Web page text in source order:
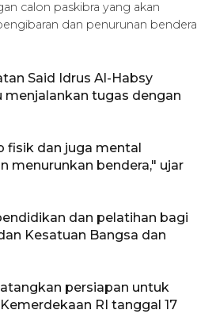
calon paskibra yang akan
dan penurunan bendera
Said Idrus Al-Habsy
tugas dengan
fisik dan juga mental
menurunkan bendera," ujar
dan pelatihan bagi
Kesatuan Bangsa dan
persiapan untuk
RI tanggal 17